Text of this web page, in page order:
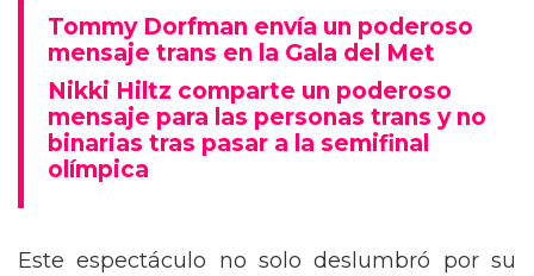
Tommy Dorfman envía un poderoso
mensaje trans en la Gala del Met
Nikki Hiltz comparte un poderoso
mensaje para las personas trans y no
binarias tras pasar a la semifinal
olímpica
Este espectáculo no solo deslumbró por su